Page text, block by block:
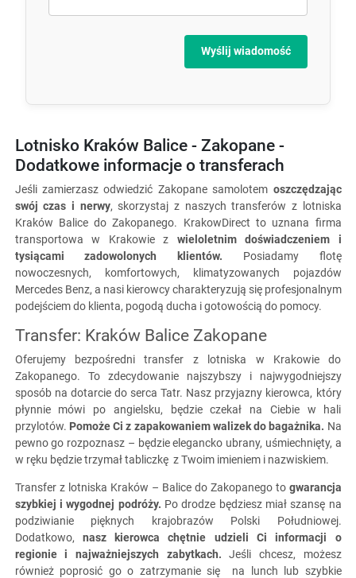
Wyślij wiadomość
Lotnisko Kraków Balice - Zakopane -
Dodatkowe informacje o transferach
Jeśli zamierzasz odwiedzić Zakopane samolotem oszczędzając
swój czas i nerwy, skorzystaj z naszych transferów z lotniska
Kraków Balice do Zakopanego. KrakowDirect to uznana firma
transportowa w Krakowie z wieloletnim doświadczeniem i
tysiącami zadowolonych klientów. Posiadamy flotę
nowoczesnych, komfortowych, klimatyzowanych pojazdów
Mercedes Benz, a nasi kierowcy charakteryzują się profesjonalnym
podejściem do klienta, pogodą ducha i gotowością do pomocy.
Transfer: Kraków Balice Zakopane
Oferujemy bezpośredni transfer z lotniska w Krakowie do
Zakopanego. To zdecydowanie najszybszy i najwygodniejszy
sposób na dotarcie do serca Tatr. Nasz przyjazny kierowca, który
płynnie mówi po angielsku, będzie czekał na Ciebie w hali
przylotów. Pomoże Ci z zapakowaniem walizek do bagażnika. Na
pewno go rozpoznasz – będzie elegancko ubrany, uśmiechnięty, a
w ręku będzie trzymał tabliczkę z Twoim imieniem i nazwiskiem.
Transfer z lotniska Kraków – Balice do Zakopanego to gwarancja
szybkiej i wygodnej podróży. Po drodze będziesz miał szansę na
podziwianie pięknych krajobrazów Polski Południowej.
Dodatkowo, nasz kierowca chętnie udzieli Ci informacji o
regionie i najważniejszych zabytkach. Jeśli chcesz, możesz
również poprosić go o zatrzymanie się na lunch lub szybkie